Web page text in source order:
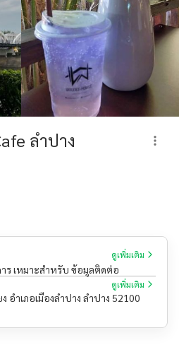
ลำปาง
ดูเพิ่มเติม
ร เหมาะสำหรับ ข้อมูลติดต่อ
ดูเพิ่มเติม
อำเภอเมืองลำปาง ลำปาง 52100